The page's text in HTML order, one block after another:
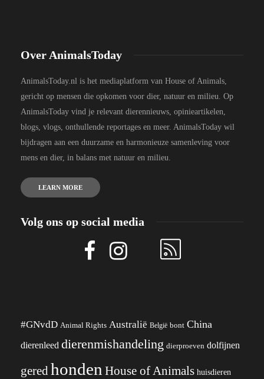
Over AnimalsToday
AnimalsToday.nl is het mediaplatform van House of Animals,
gericht op mensen die opkomen voor dier, natuur en milieu. Op
AnimalsToday vind je relevant dierennieuws, opinieartikelen,
blogs, vlogs, onthullende reportages en meer. AnimalsToday wil
bijdragen aan een duurzame en harmonieuze samenleving voor
mens en dier, in balans met natuur en milieu.
LEARN MORE
Volg ons op social media
#GNvdD Animal Rights Australië België bont China
dierenleed dierenmishandeling dierproeven dolfijnen
gered honden House of Animals huisdieren